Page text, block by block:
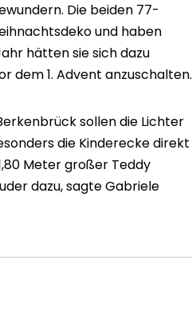
Die beiden 77-
und haben
hätten sie sich dazu
dem 1. Advent anzuschalten.
sollen die Lichter
die Kinderecke direkt
Meter großer Teddy
dazu, sagte Gabriele